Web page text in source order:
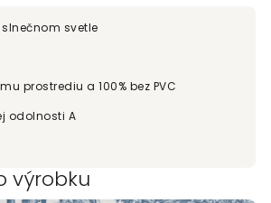
svetle
prostrediu a 100% bez PVC
odolnosti A
výrobku